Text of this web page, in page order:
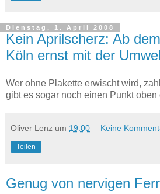
Dienstag, 1. April 2008
Kein Aprilscherz: Ab
Köln ernst mit der
Wer ohne Plakette erwischt wird,
gibt es sogar noch einen Punkt oben
Oliver Lenz um 19:00 Keine
Teilen
Genug von nervigen